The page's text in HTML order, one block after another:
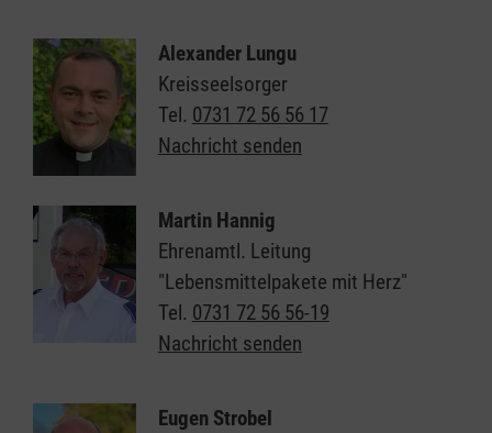
Alexander Lungu
Kreisseelsorger
Tel. 0731 72 56 56 17
Nachricht senden
Martin Hannig
Ehrenamtl. Leitung
"Lebensmittelpakete mit Herz"
Tel. 0731 72 56 56-19
Nachricht senden
Eugen Strobel